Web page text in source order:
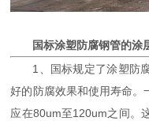
国标涂塑防腐钢管的涂
1、国标规定了涂塑防
好的防腐效果和使用寿命。
应在80um至120um之间。